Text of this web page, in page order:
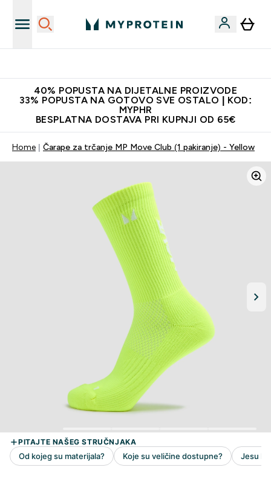
40% POPUSTA NA DIJETALNE PROIZVODE
33% POPUSTA NA GOTOVO SVE OSTALO | KOD:
MYPHR
BESPLATNA DOSTAVA PRI KUPNJI OD 65€
Home Čarape za trčanje MP Move Club (1 pakiranje) - Yellow